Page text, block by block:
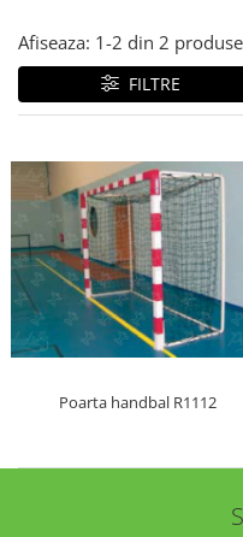
Tiroliene
Trambuline
Jocuri cu nisip
Trasee echilibristica
Echipamente tematice
Echipamente persoane cu
dizabilitati
Echipament muzical
Animale din cauciuc
SPORT SI FITNESS
Baschet
Tenis si Volei
Oferte Personalizate
Afiseaza: 1-2 din 2 produse
FILTRE
Poarta handbal R1112